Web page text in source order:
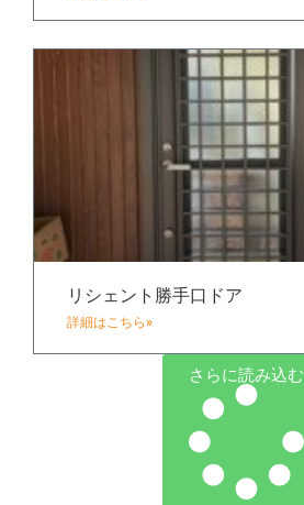
リシェント勝手口ドア
詳細はこちら»
さらに読み込む